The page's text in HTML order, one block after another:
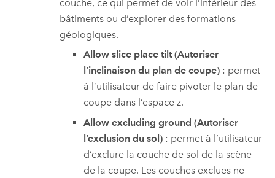
couche, ce qui permet de voir l’intérieur des
bâtiments ou d’explorer des formations
géologiques.
Allow slice place tilt (Autoriser
l’inclinaison du plan de coupe): permet
à l’utilisateur de faire pivoter le plan de
coupe dans l’espace z.
Allow excluding ground (Autoriser
l’exclusion du sol): permet à l’utilisateur
d’exclure la couche de sol de la scène
de la coupe. Les couches exclues ne